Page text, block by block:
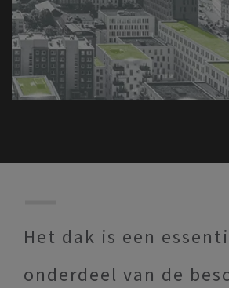
Het dak is een
onderdeel van de